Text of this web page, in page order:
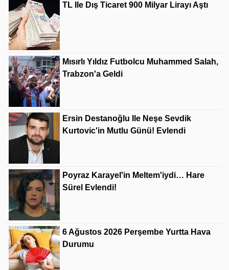
TL Ile Dış Ticaret 900 Milyar Lirayı Aştı
Mısırlı Yıldız Futbolcu Muhammed Salah,
Trabzon'a Geldi
Ersin Destanoğlu Ile Neşe Sevdik
Kurtovic'in Mutlu Günü! Evlendi
Poyraz Karayel'in Meltem'iydi… Hare
Sürel Evlendi!
6 Ağustos 2026 Perşembe Yurtta Hava
Durumu